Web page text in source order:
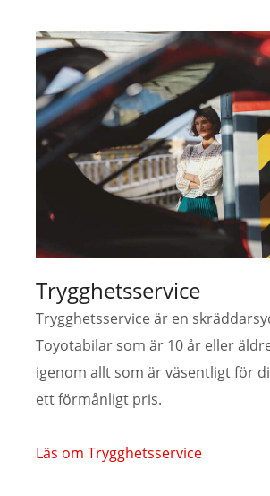
Trygghetsservice
Trygghetsservice är en
Toyotabilar som är 10 år eller
igenom allt som är väsentligt för
ett förmånligt pris.
Läs om Trygghetsservice